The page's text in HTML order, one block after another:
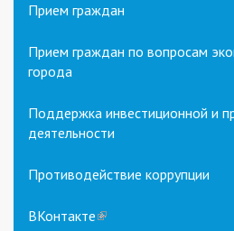
Прием граждан
Прием граждан по вопросам
города
Поддержка инвестиционной и
деятельности
Противодействие коррупции
ВКонтакте(link